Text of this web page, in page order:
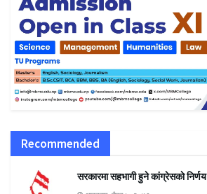
Recommended
सरकारमा सहभागी हुने कांग्रेसकाे निर्णय